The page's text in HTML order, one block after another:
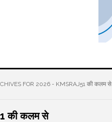
FOR 2026 - KMSRAJ51 की कलम से
की कलम से